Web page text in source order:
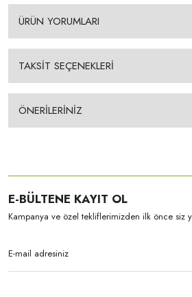
ÜRÜN YORUMLARI
TAKSİT SEÇENEKLERİ
ÖNERİLERİNİZ
E-BÜLTENE KAYIT OL
Kampanya ve özel tekliflerimizden ilk önce siz